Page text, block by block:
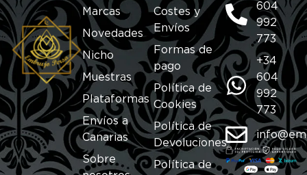
Marcas
Novedades
Nicho
Muestras
Plataformas
Envíos a
Canarias
Sobre
Costes y
Envíos
Formas de
pago
Política de
Cookies
Política de
Devoluciones
Política de
604
992
773
+34
604
992
773